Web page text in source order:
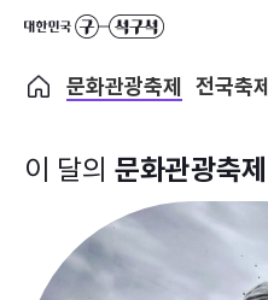
문화관광축제 전국축제
이 달의 문화관광축제